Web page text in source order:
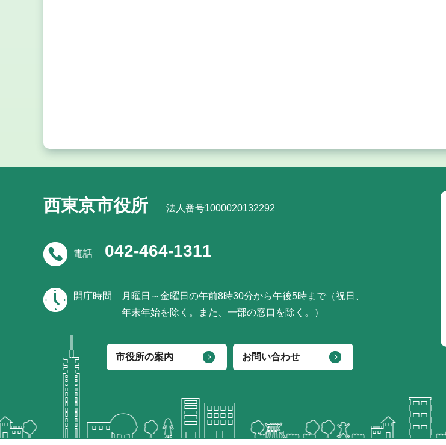
西東京市役所 法人番号1000020132292
電話 042-464-1311
開庁時間
月曜日～金曜日の午前8時30分から午後5時まで（祝日、
年末年始を除く。また、一部の窓口を除く。）
市役所の案内 お問い合わせ